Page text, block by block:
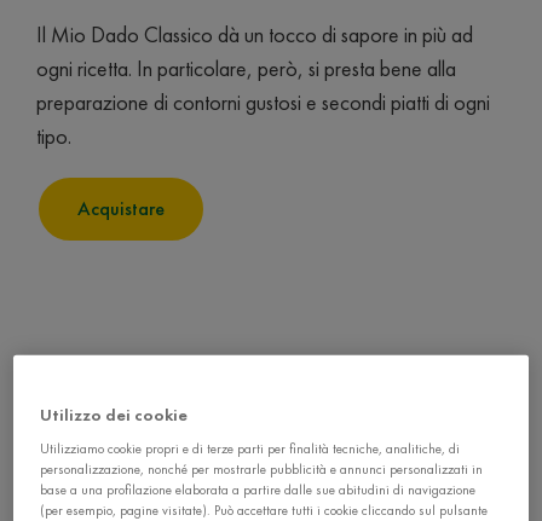
Il Mio Dado Classico dà un tocco di sapore in più ad
ogni ricetta. In particolare, però, si presta bene alla
preparazione di contorni gustosi e secondi piatti di ogni
tipo.
Acquistare
Utilizzo dei cookie
Utilizziamo cookie propri e di terze parti per finalità tecniche, analitiche, di
personalizzazione, nonché per mostrarle pubblicità e annunci personalizzati in
base a una profilazione elaborata a partire dalle sue abitudini di navigazione
(per esempio, pagine visitate). Può accettare tutti i cookie cliccando sul pulsante